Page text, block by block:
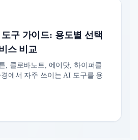
구 가이드: 용도별 선택
스 비교
, 클로바노트, 에이닷, 하이퍼클
에서 자주 쓰이는 AI 도구를 용